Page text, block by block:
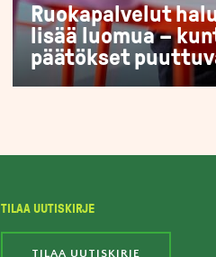
Ruokapalvelut
lisää luomua –
päätökset
TILAA UUTISKIRJE
TILAA UUTISKIRJE